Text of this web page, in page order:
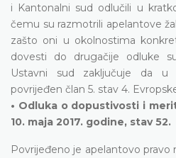
i Kantonalni sud odlučili u
čemu su razmotrili apelantove
zašto oni u okolnostima
dovesti do drugačije odluke
Ustavni sud zaključuje da u
povrijeđen član 5. stav 4.
• Odluka o dopustivosti i
10. maja 2017. godine, stav 52.
Povrijeđeno je apelantovo pravo